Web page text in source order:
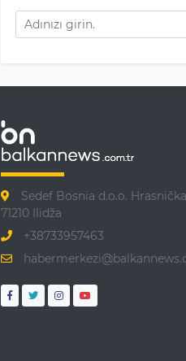
Sedef Bosnia d.o.o.
71210 Ilidža
+38733957463